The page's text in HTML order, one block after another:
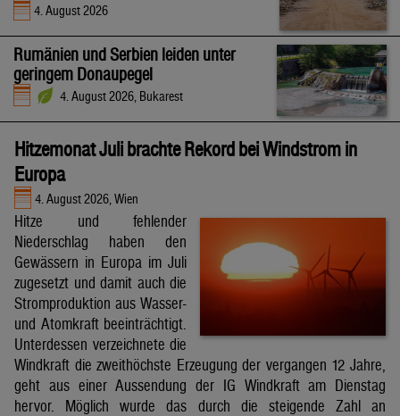
4. August 2026
Rumänien und Serbien leiden unter
geringem Donaupegel
4. August 2026, Bukarest
Hitzemonat Juli brachte Rekord bei Windstrom in
Europa
4. August 2026, Wien
Hitze und fehlender
Niederschlag haben den
Gewässern in Europa im Juli
zugesetzt und damit auch die
Stromproduktion aus Wasser-
und Atomkraft beeinträchtigt.
Unterdessen verzeichnete die
Windkraft die zweithöchste Erzeugung der vergangen 12 Jahre,
geht aus einer Aussendung der IG Windkraft am Dienstag
hervor. Möglich wurde das durch die steigende Zahl an